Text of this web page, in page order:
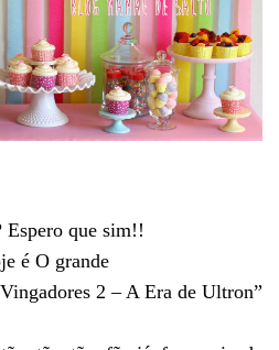
Espero que sim!!
é O grande
2 – A Era de Ultron”